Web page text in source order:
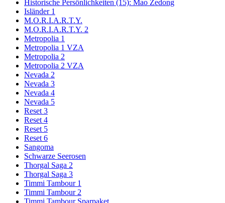
Historische Persönlichkeiten (15): Mao Zedong
Isländer 1
M.O.R.I.A.R.T.Y.
M.O.R.I.A.R.T.Y. 2
Metropolia 1
Metropolia 1 VZA
Metropolia 2
Metropolia 2 VZA
Nevada 2
Nevada 3
Nevada 4
Nevada 5
Reset 3
Reset 4
Reset 5
Reset 6
Sangoma
Schwarze Seerosen
Thorgal Saga 2
Thorgal Saga 3
Timmi Tambour 1
Timmi Tambour 2
Timmi Tambour Sparpaket